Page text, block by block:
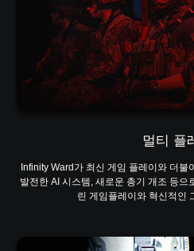
멀티 플
Infinity Ward가 최신 게임 플레이와 더불
발전한 AI 시스템, 새로운 총기 개조 등으
린 게임플레이와 혁신적인